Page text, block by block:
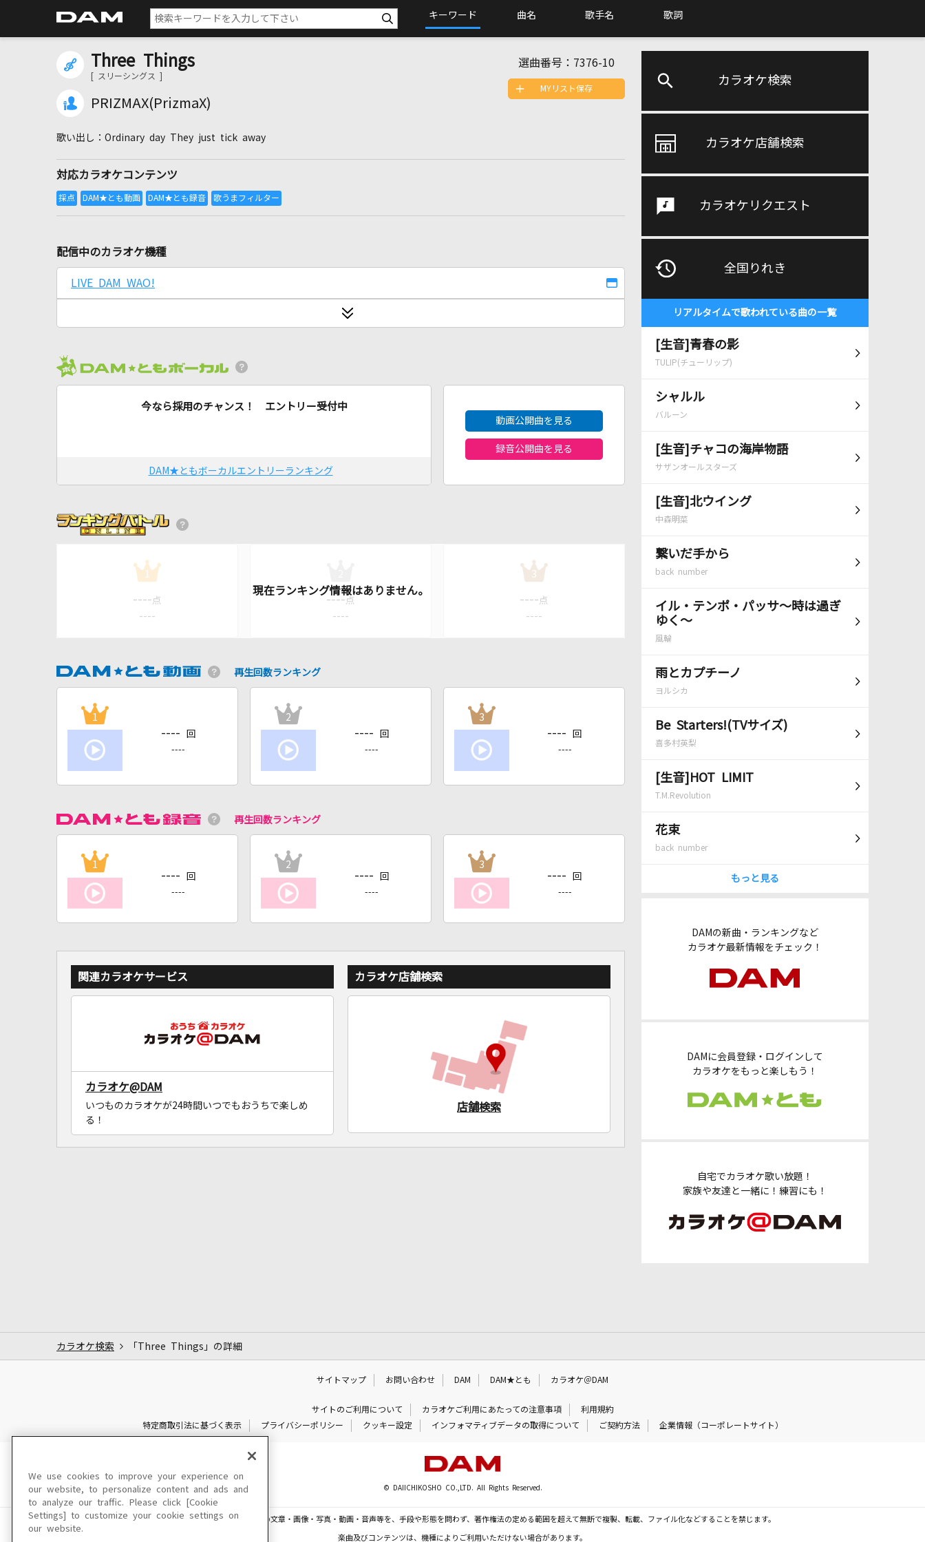
キーワード 曲名 歌手名 歌詞
カラオケ検索
カラオケ店舗検索
カラオケリクエスト
全国りれき
リアルタイムで歌われている曲の一覧
[生音]青春の影
TULIP(チューリップ)
シャルル
バルーン
[生音]チャコの海岸物語
サザンオールスターズ
[生音]北ウイング
中森明菜
繋いだ手から
back number
イル・テンポ・パッサ～時は過ぎ
ゆく～
風輪
雨とカプチーノ
ヨルシカ
Be Starters!(TVサイズ)
喜多村英梨
[生音]HOT LIMIT
T.M.Revolution
花束
back number
もっと見る
DAMの新曲・ランキングなど
カラオケ最新情報をチェック！
DAMに会員登録・ログインして
カラオケをもっと楽しもう！
自宅でカラオケ歌い放題！
家族や友達と一緒に！練習にも！
Three Things
[ スリーシングス ]
PRIZMAX(PrizmaX)
選曲番号： 7376-10
Ordinary day They just tick away
対応カラオケコンテンツ
MYリスト保存
配信中のカラオケ機種
LIVE DAM WAO!
今なら採用のチャンス！ エントリー受付中
DAM★ともボーカルエントリーランキング
動画公開曲を見る
録音公開曲を見る
1
---- 点
----
---- 点
----
3
---- 点
----
再生回数ランキング
1
---- 回
----
2
---- 回
----
3
---- 回
----
再生回数ランキング
1
---- 回
----
2
---- 回
----
3
---- 回
----
関連カラオケサービス
カラオケ@DAM
いつものカラオケが24時間いつでもおうちで楽しめ
る！
カラオケ店舗検索
店舗検索
カラオケ検索 「Three Things」の詳細
サイトマップ お問い合わせ DAM DAM★とも カラオケ＠DAM
サイトのご利用について カラオケご利用にあたっての注意事項
利用規約
特定商取引法に基づく表示
プライバシーポリシー クッキー設定 インフォマティブデータの取得について ご契約方法 企業情報（コーポレートサイト）
© DAIICHIKOSHO CO.,LTD. All Rights Reserved.
このサイトに掲載されている一切の文章・画像・写真・動画・音声等を、手段や形態を問わず、著作権法の定める範囲を超えて無断で複製、転載、ファイル化などすることを禁じます。
楽曲及びコンテンツは、機種によりご利用いただけない場合があります。
We use cookies to improve your experience on
our website, to personalize content and ads and
to analyze our traffic. Please click [Cookie
Settings] to customize your cookie settings on
our website.